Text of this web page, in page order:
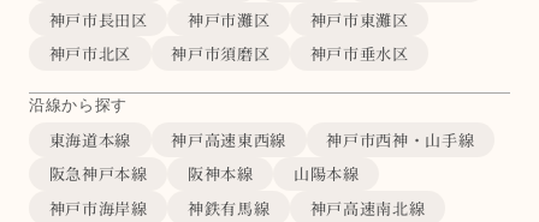
神戸市長田区
神戸市灘区
神戸市東灘区
神戸市北区
神戸市須磨区 神戸市垂水区
沿線から探す
東海道本線 神戸高速東西線
神戸市西神・山手線
阪急神戸本線
阪神本線
山陽本線
神戸市海岸線
神鉄有馬線
神戸高速南北線